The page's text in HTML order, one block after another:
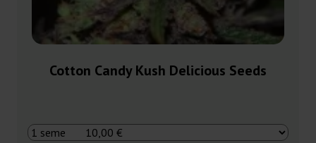
Cotton Candy Kush Delicious Seeds